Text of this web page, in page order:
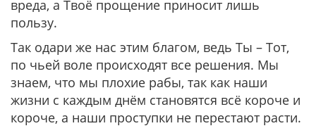
вреда, а Твоё прощение приносит лишь
пользу.
Так одари же нас этим благом, ведь Ты – Тот,
по чьей воле происходят все решения. Мы
знаем, что мы плохие рабы, так как наши
жизни с каждым днём становятся всё короче и
короче, а наши проступки не перестают расти.